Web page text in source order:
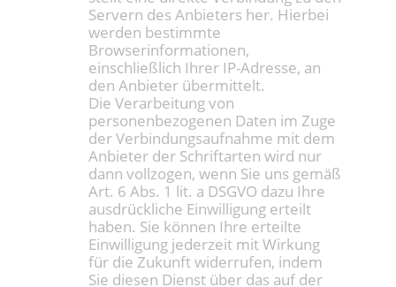
Servern des Anbieters her. Hierbei
werden bestimmte
Browserinformationen,
einschließlich Ihrer IP-Adresse, an
den Anbieter übermittelt.
Die Verarbeitung von
personenbezogenen Daten im Zuge
der Verbindungsaufnahme mit dem
Anbieter der Schriftarten wird nur
dann vollzogen, wenn Sie uns gemäß
Art. 6 Abs. 1 lit. a DSGVO dazu Ihre
ausdrückliche Einwilligung erteilt
haben. Sie können Ihre erteilte
Einwilligung jederzeit mit Wirkung
für die Zukunft widerrufen, indem
Sie diesen Dienst über das auf der